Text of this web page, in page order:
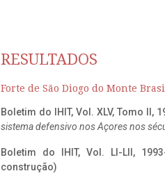
RESULTADOS
Forte de São Diogo do Monte
Boletim do IHIT, Vol. XLV, Tomo II,
sistema defensivo nos Açores nos
Boletim do IHIT, Vol. LI-LII,
construção)